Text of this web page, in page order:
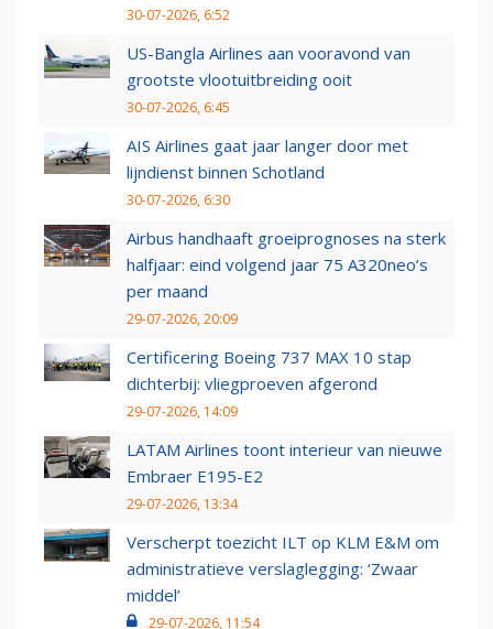
30-07-2026, 6:52
US-Bangla Airlines aan vooravond van
grootste vlootuitbreiding ooit
30-07-2026, 6:45
AIS Airlines gaat jaar langer door met
lijndienst binnen Schotland
30-07-2026, 6:30
Airbus handhaaft groeiprognoses na sterk
halfjaar: eind volgend jaar 75 A320neo’s
per maand
29-07-2026, 20:09
Certificering Boeing 737 MAX 10 stap
dichterbij: vliegproeven afgerond
29-07-2026, 14:09
LATAM Airlines toont interieur van nieuwe
Embraer E195-E2
29-07-2026, 13:34
Verscherpt toezicht ILT op KLM E&M om
administratieve verslaglegging: ‘Zwaar
middel’
29-07-2026, 11:54